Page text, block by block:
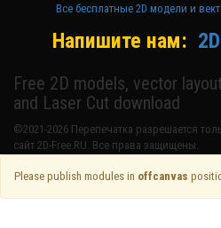
Все бесплатные 2D модели и
Напишите нам:
Free 2D models, vector
and Laser Cut download
©2021-2026 Перепечатка разрешается
сайт 2D-Free.RU. Все права защищены.
Please publish modules in offcanvas